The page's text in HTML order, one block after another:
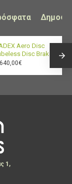
Aero Disc
Disc Brake
1,